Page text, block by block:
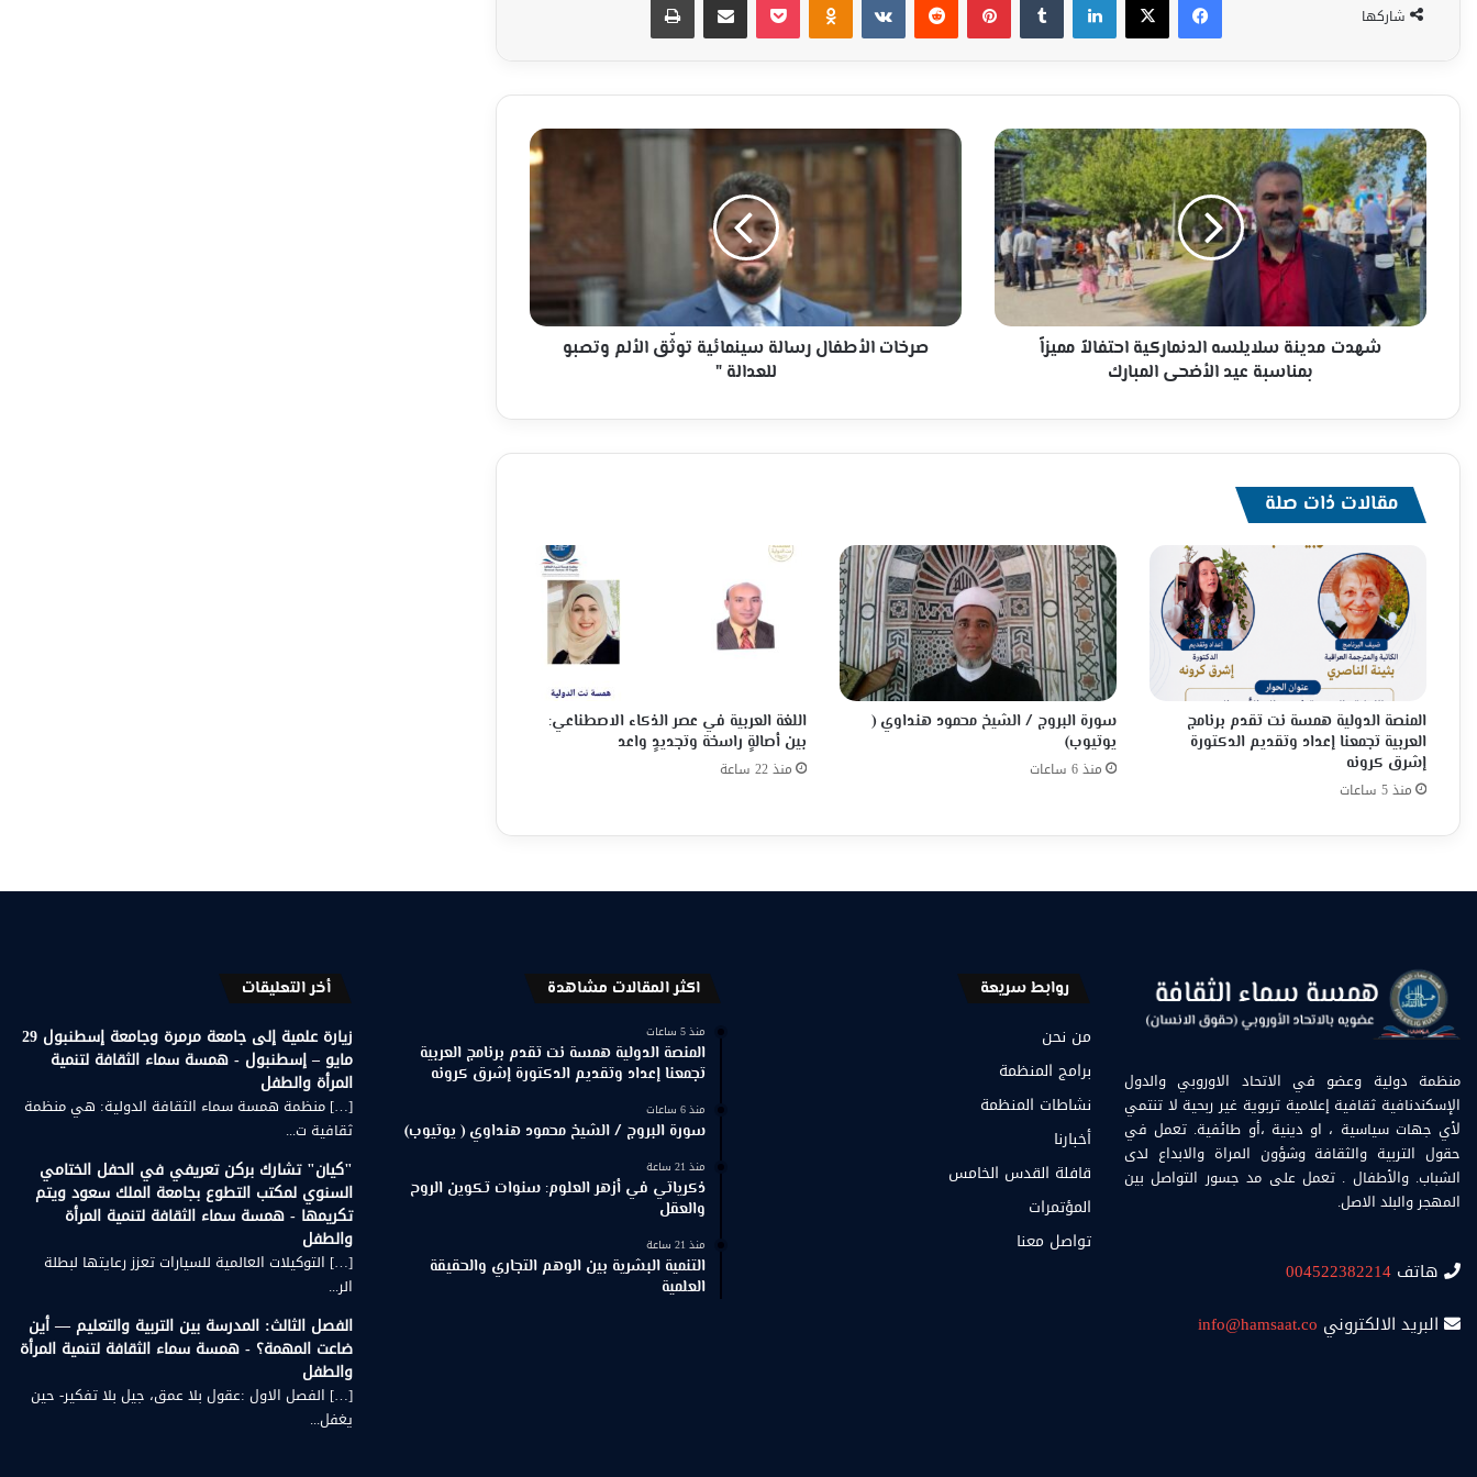
شاركها
شهدت
مدينة
سلايلسه
الدنماركية
احتفالاً
مميزاً
بمناسبة
عيد
الأضحى
شهدت مدينة سلايلسه الدنماركية احتفالاً مميزاً
بمناسبة عيد الأضحى المبارك
صرخات
الألم
للعدالة
"
صرخات الأطفال رسالة سينمائية توثّق الألم وتصبو
للعدالة "
مقالات ذات صلة
المنصة الدولية همسة نت تقدم برنامج
العربية تجمعنا إعداد وتقديم الدكتورة
إشرق كرونه
منذ 5 ساعات
سورة البروج / الشيخ محمود هنداوي (
يوتيوب)
منذ 6 ساعات
اللغة العربية في عصر الذكاء الاصطناعي:
بين أصالةٍ راسخة وتجديدٍ واعد
منذ 22 ساعة
منظمة دولية وعضو في الاتحاد الاوروبي والدول
الإسكندنافية ثقافية إعلامية تربوية غير ربحية لا تنتمي
لأي جهات سياسية ، او دينية ،أو طائفية. تعمل في
حقول التربية والثقافة وشؤون المراة والابداع لدى
الشباب. والأطفال . تعمل على مد جسور التواصل بين
المهجر والبلد الاصل.
هاتف 004522382214
البريد الالكتروني info@hamsaat.co
روابط سريعة
من نحن
برامج المنظمة
نشاطات المنظمة
أخبارنا
قافلة القدس الخامس
المؤتمرات
تواصل معنا
اكثر المقالات مشاهدة
منذ 5 ساعات
المنصة الدولية همسة نت تقدم برنامج العربية
تجمعنا إعداد وتقديم الدكتورة إشرق كرونه
منذ 6 ساعات
سورة البروج / الشيخ محمود هنداوي ( يوتيوب)
منذ 21 ساعة
ذكرياتي في أزهر العلوم: سنوات تكوين الروح
والعقل
منذ 21 ساعة
التنمية البشرية بين الوهم التجاري والحقيقة
العلمية
أخر التعليقات
زيارة علمية إلى جامعة مرمرة وجامعة إسطنبول 29
مايو – إسطنبول - همسة سماء الثقافة لتنمية
المرأة والطفل
[…] منظمة همسة سماء الثقافة الدولية: هي منظمة
ثقافية ت...
"كيان" تشارك بركن تعريفي في الحفل الختامي
السنوي لمكتب التطوع بجامعة الملك سعود ويتم
تكريمها - همسة سماء الثقافة لتنمية المرأة
والطفل
[…] التوكيلات العالمية للسيارات تعزز رعايتها لبطلة
الر...
الفصل الثالث: المدرسة بين التربية والتعليم — أين
ضاعت المهمة؟ - همسة سماء الثقافة لتنمية المرأة
والطفل
[…] الفصل الاول :عقول بلا عمق، جيل بلا تفكير- حين
يغفل...